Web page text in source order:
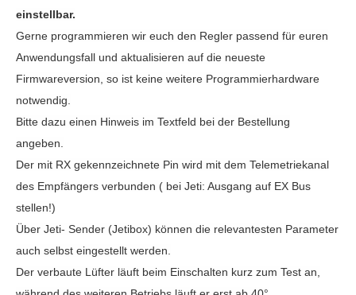
einstellbar.
Gerne programmieren wir euch den Regler passend für euren
Anwendungsfall und aktualisieren auf die neueste
Firmwareversion, so ist keine weitere Programmierhardware
notwendig.
Bitte dazu einen Hinweis im Textfeld bei der Bestellung
angeben.
Der mit RX gekennzeichnete Pin wird mit dem Telemetriekanal
des Empfängers verbunden ( bei Jeti: Ausgang auf EX Bus
stellen!)
Über Jeti- Sender (Jetibox) können die relevantesten Parameter
auch selbst eingestellt werden.
Der verbaute Lüfter läuft beim Einschalten kurz zum Test an,